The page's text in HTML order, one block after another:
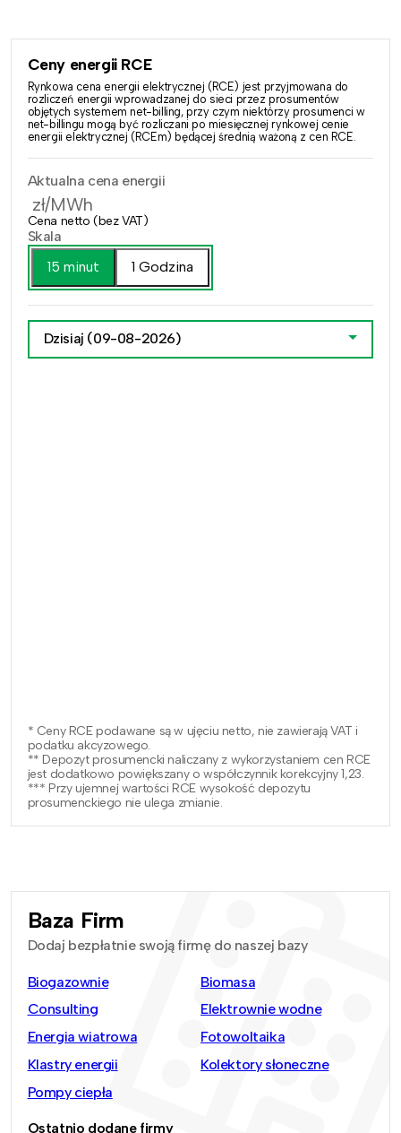
Ceny energii RCE
Rynkowa cena energii elektrycznej (RCE) jest przyjmowana do
rozliczeń energii wprowadzanej do sieci przez prosumentów
objętych systemem net-billing, przy czym niektórzy prosumenci w
net-billingu mogą być rozliczani po miesięcznej rynkowej cenie
energii elektrycznej (RCEm) będącej średnią ważoną z cen RCE.
Aktualna cena energii
zł/MWh
Cena netto (bez VAT)
Skala
15 minut
1 Godzina
Dzisiaj (09-08-2026)
* Ceny RCE podawane są w ujęciu netto, nie zawierają VAT i
podatku akcyzowego.
** Depozyt prosumencki naliczany z wykorzystaniem cen RCE
jest dodatkowo powiększany o współczynnik korekcyjny 1,23.
*** Przy ujemnej wartości RCE wysokość depozytu
prosumenckiego nie ulega zmianie.
Baza Firm
Dodaj bezpłatnie swoją firmę do naszej bazy
Biogazownie
Biomasa
Consulting
Elektrownie wodne
Energia wiatrowa
Fotowoltaika
Klastry energii
Kolektory słoneczne
Pompy ciepła
Ostatnio dodane firmy